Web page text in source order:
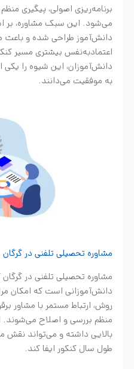
برنامه‌ریزی اصولی، پیگیری
می‌شود. این سبک مشاوره، بر
دانش‌آموز طراحی شده و باعث
اعتمادبه‌نفس بیشتری مسیر
دانش‌آموزان، این شیوه را یکی
به موفقیت می‌دانند.
مشاوره تحصیلی تلفنی در گرگان
مشاوره تحصیلی تلفنی در
دانش‌آموزانی است که امکان
روش، ارتباط مستمر با مشاور
منظم بررسی و اصلاح می‌شوند.
بالایی داشته و می‌تواند نقش
طول سال کنکور ایفا کند.